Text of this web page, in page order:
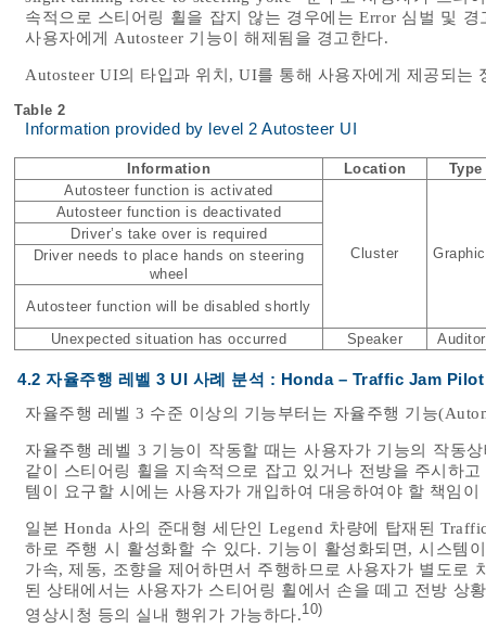
속적으로 스티어링 휠을 잡지 않는 경우에는 Error 심벌 및
사용자에게 Autosteer 기능이 해제됨을 경고한다.
Autosteer UI의 타입과 위치, UI를 통해 사용자에게 제공되는
Table 2
Information provided by level 2 Autosteer UI
Information Location
Type
Autosteer function is activated
Cluster
Autosteer function is deactivated
Driver’s take over is required
Driver needs to place hands on steering
wheel
Autosteer function will be disabled shortly
Unexpected situation has occurred
Speaker
4.2 자율주행 레벨 3 UI 사례 분석 : Honda – Traffic Jam Pilot
자율주행 레벨 3 수준 이상의 기능부터는 자율주행 기능
자율주행 레벨 3 기능이 작동할 때는 사용자가 기능의 작동
같이 스티어링 휠을 지속적으로 잡고 있거나 전방을 주시하
템이 요구할 시에는 사용자가 개입하여 대응하여야 할 책임이
일본 Honda 사의 준대형 세단인 Legend 차량에 탑재된
하로 주행 시 활성화할 수 있다. 기능이 활성화되면, 시스템
가속, 제동, 조향을 제어하면서 주행하므로 사용자가 별도로
된 상태에서는 사용자가 스티어링 휠에서 손을 떼고 전방 상
영상시청 등의 실내 행위가 가능하다.10)